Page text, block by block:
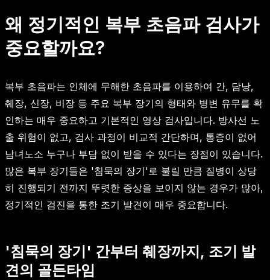
왜 정기적인 복부 초음파 검사가
중요할까요?
복부 초음파는 인체에 무해한 초음파를 이용하여 간, 담낭,
췌장, 신장, 비장 등 주요 복부 장기의 형태와 병변 유무를 확
인하는 매우 중요하고 기본적인 영상 검사입니다. 방사선 노
출 위험이 없고, 검사 과정이 비교적 간단하며, 통증이 없어
남녀노소 누구나 부담 없이 받을 수 있다는 장점이 있습니다.
많은 복부 장기들은 '침묵의 장기'로 불릴 만큼 질병이 상당
히 진행되기 전까지 뚜렷한 증상을 보이지 않는 경우가 많아,
정기적인 검진을 통한 조기 발견이 매우 중요합니다.
'침묵의 장기' 간부터 췌장까지, 조기 발
견의 골든타임